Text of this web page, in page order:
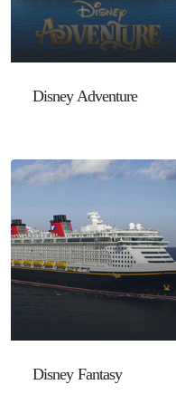
Disney Adventure
Disney Fantasy